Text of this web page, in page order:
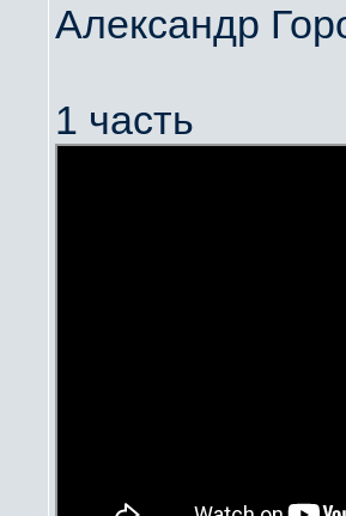
Александр
1 часть